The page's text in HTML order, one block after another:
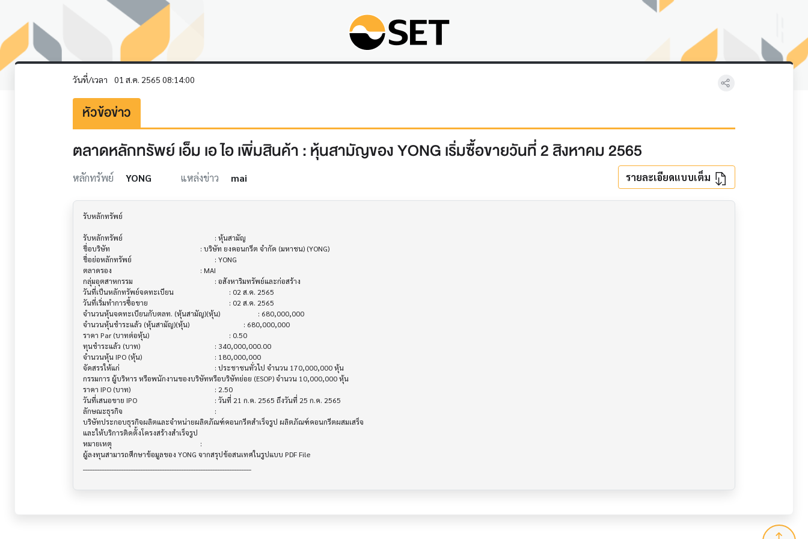
วันที่/เวลา 01 ส.ค. 2565 08:14:00
หัวข้อข่าว
ตลาดหลักทรัพย์ เอ็ม เอ ไอ เพิ่มสินค้า : หุ้นสามัญของ YONG เริ่มซื้อขายวันที่ 2 สิงหาคม 2565
หลักทรัพย์ YONG แหล่งข่าว mai รายละเอียดแบบเต็ม
รับหลักทรัพย์
รับหลักทรัพย์                          			 : หุ้นสามัญ
ชื่อบริษัท                               			 : บริษัท ยงคอนกรีต จำกัด (มหาชน) (YONG)
ชื่อย่อหลักทรัพย์                         			 : YONG
ตลาดรอง                               			 : MAI
กลุ่มอุตสาหกรรม                          			 : อสังหาริมทรัพย์และก่อสร้าง
วันที่เป็นหลักทรัพย์จดทะเบียน             			 : 02 ส.ค. 2565
วันที่เริ่มทำการซื้อขาย                     			 : 02 ส.ค. 2565
จำนวนหุ้นจดทะเบียนกับตลท. (หุ้นสามัญ)(หุ้น)  			 : 680,000,000
จำนวนหุ้นชำระแล้ว (หุ้นสามัญ)(หุ้น)          			 : 680,000,000
ราคา Par (บาทต่อหุ้น)                    			 : 0.50
ทุนชำระแล้ว (บาท)                       			 : 340,000,000.00
จำนวนหุ้น IPO (หุ้น)                      			 : 180,000,000
จัดสรรให้แก่                            			 : ประชาชนทั่วไป จำนวน 170,000,000 หุ้น
กรรมการ ผู้บริหาร หรือพนักงานของบริษัทหรือบริษัทย่อย (ESOP) จำนวน 10,000,000 หุ้น
ราคา IPO (บาท)                        			 : 2.50
วันที่เสนอขาย IPO                       			 : วันที่ 21 ก.ค. 2565 ถึงวันที่ 25 ก.ค. 2565
ลักษณะธุรกิจ                            			 :
บริษัทประกอบธุรกิจผลิตและจำหน่ายผลิตภัณฑ์คอนกรีตสำเร็จรูป ผลิตภัณฑ์คอนกรีตผสมเสร็จ
และให้บริการติดตั้งโครงสร้างสำเร็จรูป
หมายเหตุ                               			 :
ผู้ลงทุนสามารถศึกษาข้อมูลของ YONG จากสรุปข้อสนเทศในรูปแบบ PDF File